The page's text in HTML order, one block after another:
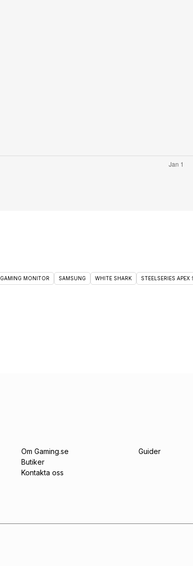
GAMING MONITOR SAMSUNG WHITE SHARK STEELSERIES
Om Gaming.se
Butiker
Kontakta oss
Guider